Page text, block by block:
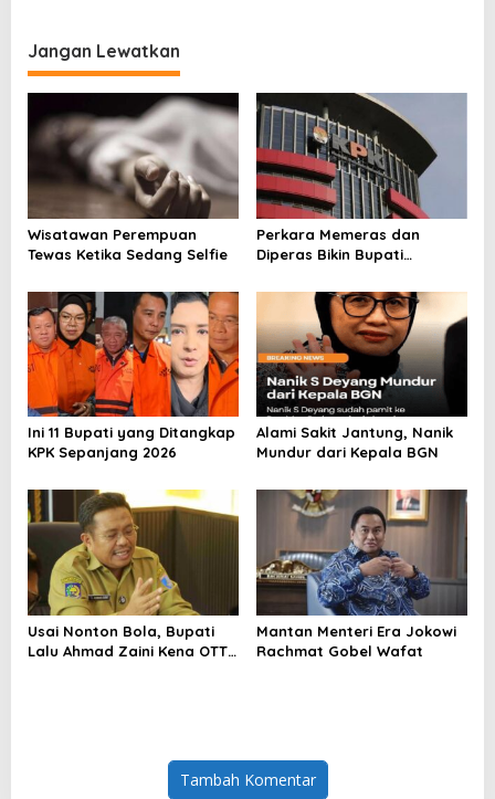
o
s
Jangan Lewatkan
Wisatawan Perempuan
Tewas Ketika Sedang Selfie
Perkara Memeras dan
Diperas Bikin Bupati
Ini 11 Bupati yang Ditangkap
KPK Sepanjang 2026
Alami Sakit Jantung, Nanik
Mundur dari Kepala BGN
Usai Nonton Bola, Bupati
Lalu Ahmad Zaini Kena OTT
Mantan Menteri Era Jokowi
Rachmat Gobel Wafat
Tambah Komentar